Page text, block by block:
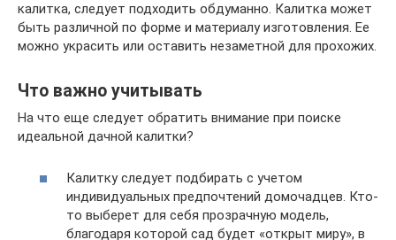
калитка, следует подходить обдуманно. Калитка может
быть различной по форме и материалу изготовления. Ее
можно украсить или оставить незаметной для прохожих.
Что важно учитывать
На что еще следует обратить внимание при поиске
идеальной дачной калитки?
Калитку следует подбирать с учетом
индивидуальных предпочтений домочадцев. Кто-
то выберет для себя прозрачную модель,
благодаря которой сад будет «открыт миру», в